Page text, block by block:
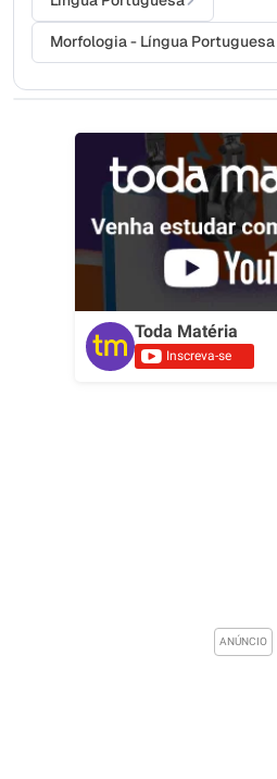
Morfologia - Língua Portuguesa
Toda Matéria
Inscreva-se